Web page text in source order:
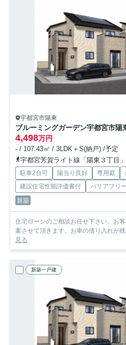
宇都宮市陽東
ブルーミングガーデン宇都宮市陽
4,498万円
- / 107.43㎡ / 3LDK＋S(納戸) /予定
宇都宮芳賀ライト線「陽東３丁目
駐車2台可 陽当り良好 専用庭
建設住宅性能評価書付
バリアフリー
新築
住宅ローンのご相談お任せ下さい。お
案させて頂きます。お車の借り入れが
見る
新築一戸建